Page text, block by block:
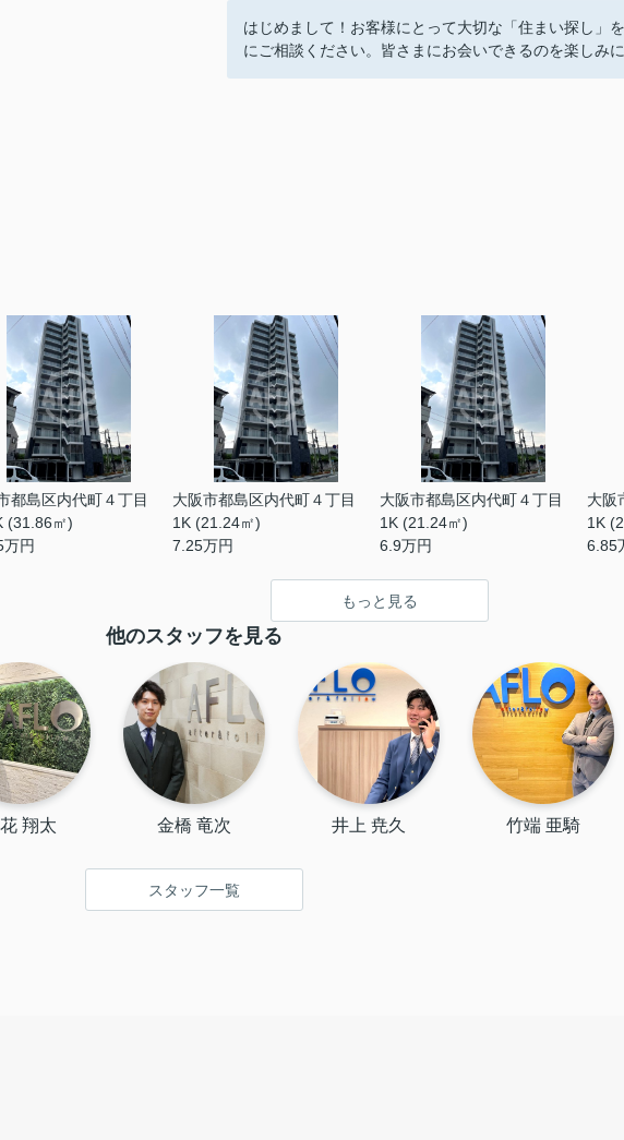
はじめまして！お客様にとって大切な「住まい探し」
にご相談ください。皆さまにお会いできるのを楽しみ
都島区内代町４丁目
(31.86㎡)
万円
大阪市都島区内代町４丁目
1K (21.24㎡)
7.25万円
大阪市都島区内代町４丁目
1K (21.24㎡)
6.9万円
大阪
1K
6.85
もっと見る
他のスタッフを見る
翔太 金橋 竜次 井上 尭久 竹端 亜騎
スタッフ一覧